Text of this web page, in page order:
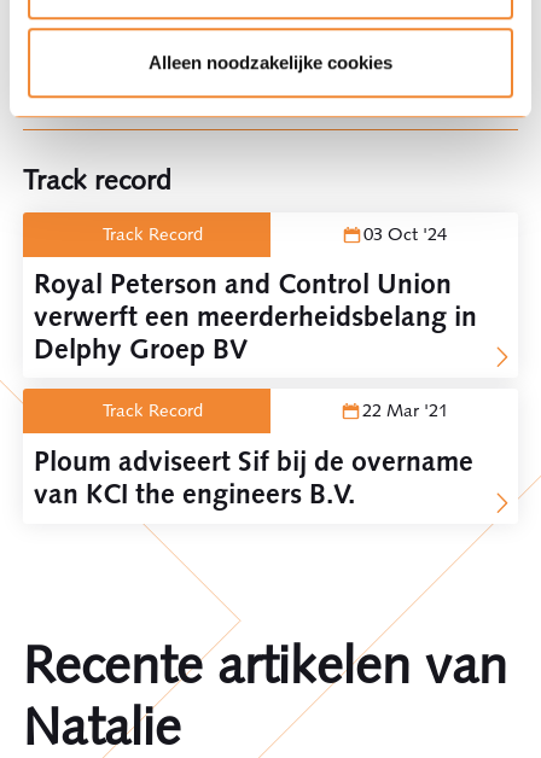
Alleen noodzakelijke cookies
het intreden of beperken van schade door
asbesthoudende dakbedekking?
Track record
Track Record 03 Oct '24
Royal Peterson and Control Union
verwerft een meerderheidsbelang in
Delphy Groep BV
Track Record 22 Mar '21
Ploum adviseert Sif bij de overname
van KCI the engineers B.V.
Recente artikelen van
Natalie